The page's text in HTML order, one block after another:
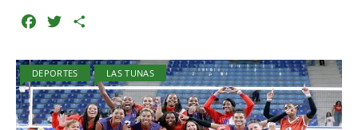
c
e
b
o
i
t
t
e
m
p
a
r
DEPORTES LAS TUNAS